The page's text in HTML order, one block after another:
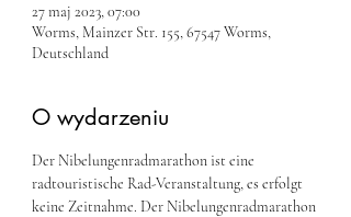
27 maj 2023, 07:00
Worms, Mainzer Str. 155, 67547 Worms,
Deutschland
O wydarzeniu
Der Nibelungenradmarathon ist eine
radtouristische Rad-Veranstaltung, es erfolgt
keine Zeitnahme. Der Nibelungenradmarathon